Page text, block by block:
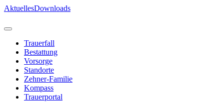
Direkt
Inhalt
AktuellesDownloads
Trauerfall
Bestattung
Vorsorge
Standorte
Zehner-Familie
Kompass
Trauerportal